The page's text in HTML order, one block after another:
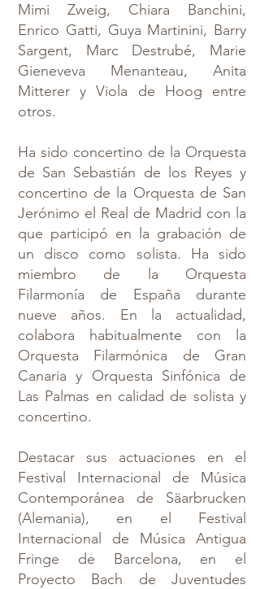
Mimi Zweig, Chiara Banchini,
Enrico Gatti, Guya Martinini, Barry
Sargent, Marc Destrubé, Marie
Gieneveva Menanteau, Anita
Mitterer y Viola de Hoog entre
otros.
Ha sido concertino de la Orquesta
de San Sebastián de los Reyes y
concertino de la Orquesta de San
Jerónimo el Real de Madrid con la
que participó en la grabación de
un disco como solista. Ha sido
miembro de la Orquesta
Filarmonía de España durante
nueve años. En la actualidad,
colabora habitualmente con la
Orquesta Filarmónica de Gran
Canaria y Orquesta Sinfónica de
Las Palmas en calidad de solista y
concertino.
Destacar sus actuaciones en el
Festival Internacional de Música
Contemporánea de Säarbrucken
(Alemania), en el Festival
Internacional de Música Antigua
Fringe de Barcelona, en el
Proyecto Bach de Juventudes